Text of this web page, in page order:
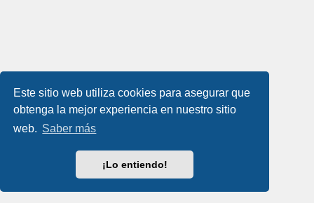
Este sitio web utiliza cookies para asegurar que
obtenga la mejor experiencia en nuestro sitio
web. Saber más
¡Lo entiendo!